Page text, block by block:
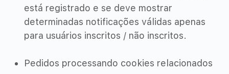
está registrado e se deve mostrar
determinadas notificações válidas apenas
para usuários inscritos / não inscritos.
Pedidos processando cookies relacionados